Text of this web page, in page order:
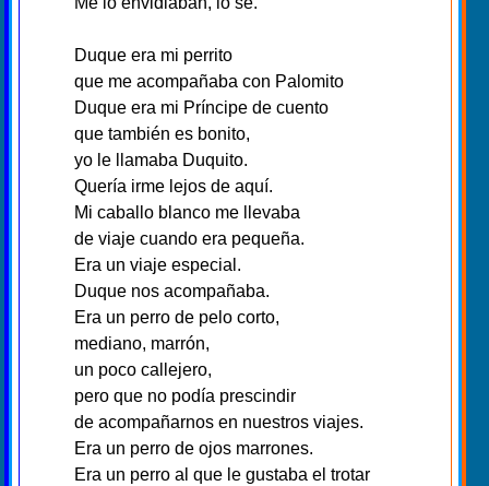
Duque era mi perrito
que me acompañaba con Palomito
Duque era mi Príncipe de cuento
que también es bonito,
yo le llamaba Duquito.
Quería irme lejos de aquí.
Mi caballo blanco me llevaba
de viaje cuando era pequeña.
Era un viaje especial.
Duque nos acompañaba.
Era un perro de pelo corto,
mediano, marrón,
un poco callejero,
pero que no podía prescindir
de acompañarnos en nuestros viajes.
Era un perro de ojos marrones.
Era un perro al que le gustaba el trotar